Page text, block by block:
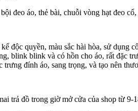
đeo áo, thẻ bài, chuỗi vòng hạt đeo
độc quyền, màu sắc hài hòa, sử dụng
blink blink và có hồn cho áo, rất đặc
trưng đính áo, sang trọng, và tạo nên
trả đồ trong giờ mở cửa của shop từ 9-